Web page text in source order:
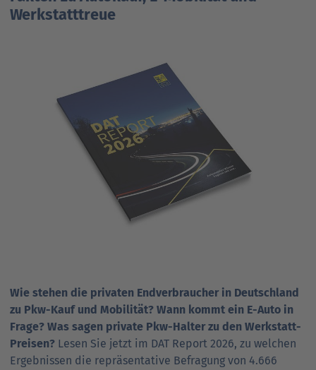
Werkstatttreue
Wie stehen die privaten Endverbraucher in Deutschland
zu Pkw-Kauf und Mobilität? Wann kommt ein E-Auto in
Frage? Was sagen private Pkw-Halter zu den Werkstatt-
Preisen? Lesen Sie jetzt im DAT Report 2026, zu welchen
Ergebnissen die repräsentative Befragung von 4.666